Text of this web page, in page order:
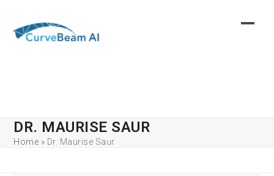
content
DR. MAURISE SAUR
Home » Dr. Maurise Saur